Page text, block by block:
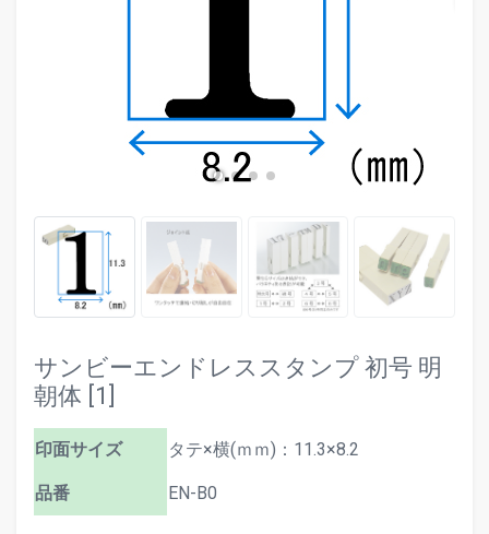
サンビーエンドレススタンプ 初号 明
朝体 [1]
印面サイズ タテ×横(ｍｍ)：11.3×8.2
品番 EN-B0